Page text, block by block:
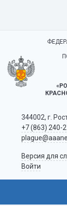
344002, г.
+7 (863) 240-
Версия для
Войти